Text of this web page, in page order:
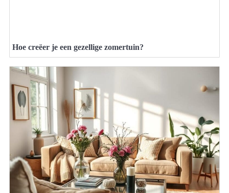
Hoe creëer je een gezellige zomertuin?